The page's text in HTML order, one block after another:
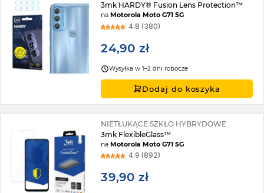
3mk HARDY® Fusion Lens Protection™
naMotorola Moto G71 5G
4.8 (380)
24,90 zł
Wysyłka w 1–2 dni robocze
Dodaj do koszyka
NIETŁUKĄCE SZKŁO HYBRYDOWE
3mk FlexibleGlass™
naMotorola Moto G71 5G
4.9 (892)
39,90 zł